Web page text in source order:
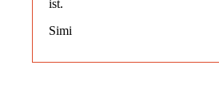
ist.
Simi